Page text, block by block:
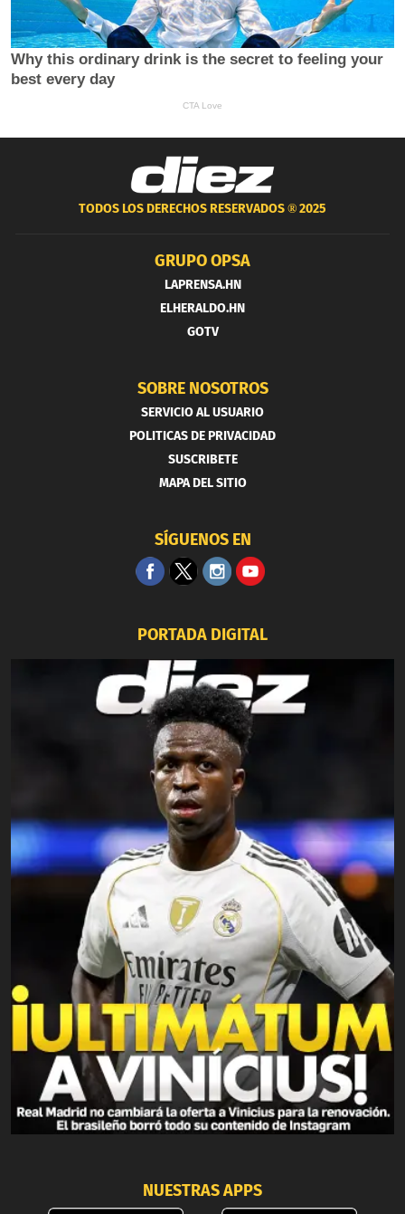
TODOS LOS DERECHOS RESERVADOS ®2025
GRUPO OPSA
LAPRENSA.HN
ELHERALDO.HN
GOTV
SOBRE NOSOTROS
SERVICIO AL USUARIO
POLITICAS DE PRIVACIDAD
SUSCRIBETE
MAPA DEL SITIO
SÍGUENOS EN
PORTADA DIGITAL
NUESTRAS APPS